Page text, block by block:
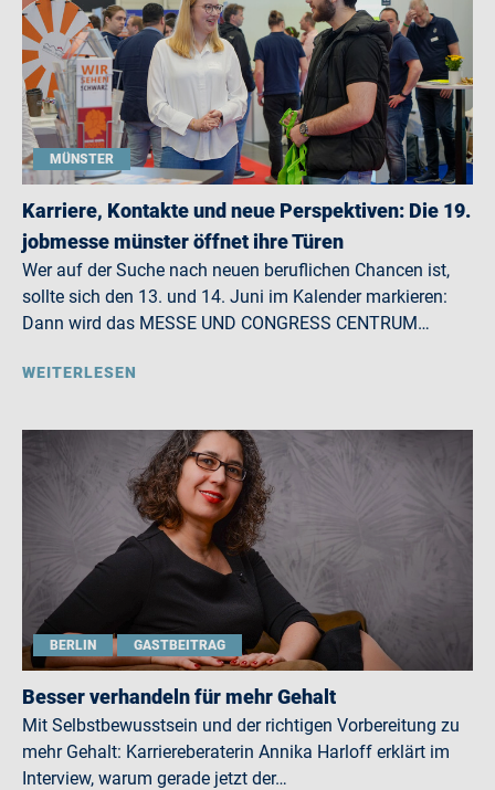
MÜNSTER
Karriere, Kontakte und neue Perspektiven: Die 19.
jobmesse münster öffnet ihre Türen
Wer auf der Suche nach neuen beruflichen Chancen ist,
sollte sich den 13. und 14. Juni im Kalender markieren:
Dann wird das MESSE UND CONGRESS CENTRUM…
WEITERLESEN
BERLIN GASTBEITRAG
Besser verhandeln für mehr Gehalt
Mit Selbstbewusstsein und der richtigen Vorbereitung zu
mehr Gehalt: Karriereberaterin Annika Harloff erklärt im
Interview, warum gerade jetzt der…